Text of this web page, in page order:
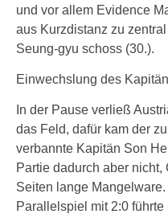
und vor allem Evidence
aus Kurzdistanz zu
Seung-gyu schoss (30.).
Einwechslung des
In der Pause verließ
das Feld, dafür kam der
verbannte Kapitän Son
Partie dadurch aber
Seiten lange
Parallelspiel mit 2:0